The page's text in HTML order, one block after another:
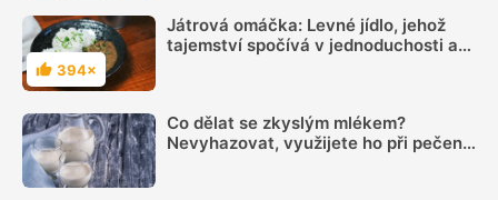
Hodnocení
394×
Játrová omáčka: Levné jídlo, jehož
tajemství spočívá v jednoduchosti a
Co dělat se zkyslým mlékem?
Nevyhazovat, využijete ho při pečení i